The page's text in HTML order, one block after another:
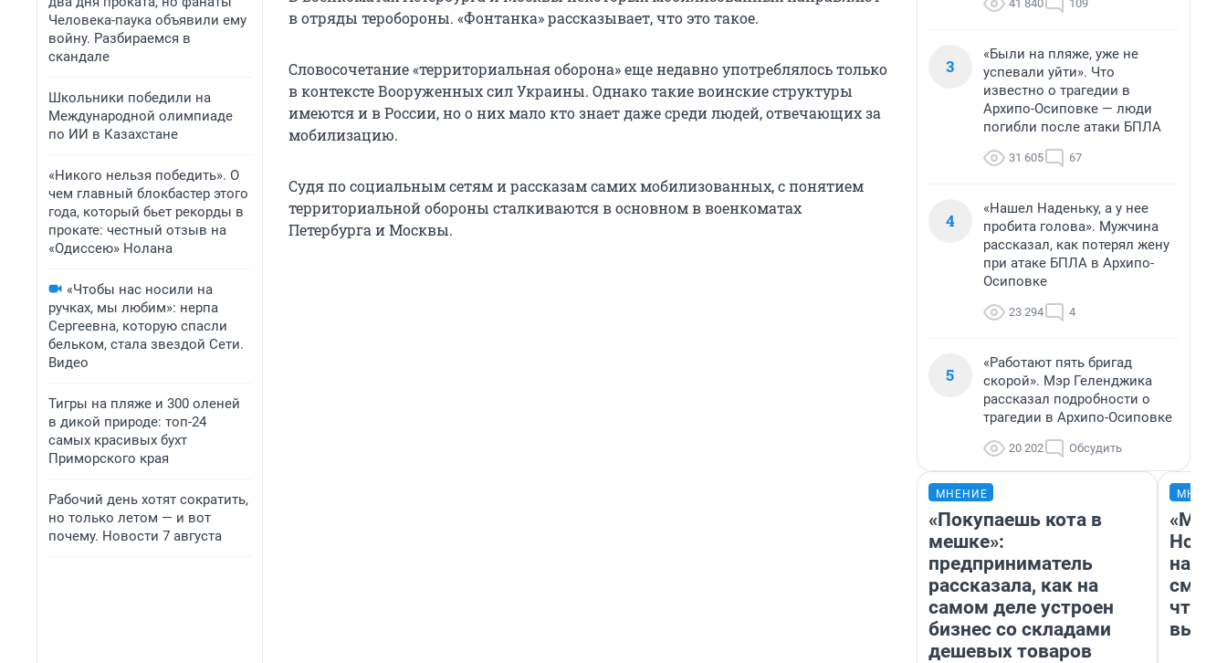
Человека-паука объявили ему
войну. Разбираемся в
скандале
Школьники победили на
Международной олимпиаде
по ИИ в Казахстане
«Никого нельзя победить». О
чем главный блокбастер этого
года, который бьет рекорды в
прокате: честный отзыв на
«Одиссею» Нолана
«Чтобы нас носили на
ручках, мы любим»: нерпа
Сергеевна, которую спасли
бельком, стала звездой Сети.
Видео
Тигры на пляже и 300 оленей
в дикой природе: топ-24
самых красивых бухт
Приморского края
Рабочий день хотят сократить,
но только летом — и вот
почему. Новости 7 августа
в отряды теробороны. «Фонтанка» рассказывает, что это такое.
Словосочетание «территориальная оборона» еще недавно употреблялось только
в контексте Вооруженных сил Украины. Однако такие воинские структуры
имеются и в России, но о них мало кто знает даже среди людей, отвечающих за
мобилизацию.
Судя по социальным сетям и рассказам самих мобилизованных, с понятием
территориальной обороны сталкиваются в основном в военкоматах
Петербурга и Москвы.
41 840 109
3
«Были на пляже, уже не
успевали уйти». Что
известно о трагедии в
Архипо-Осиповке — люди
погибли после атаки БПЛА
31 605 67
4
«Нашел Наденьку, а у нее
пробита голова». Мужчина
рассказал, как потерял жену
при атаке БПЛА в Архипо-
Осиповке
23 294 4
5
«Работают пять бригад
скорой». Мэр Геленджика
рассказал подробности о
трагедии в Архипо-Осиповке
20 202 Обсудить
МНЕНИЕ
«Покупаешь кота в
мешке»:
предприниматель
рассказала, как на
самом деле устроен
бизнес со складами
дешевых товаров
«Мы